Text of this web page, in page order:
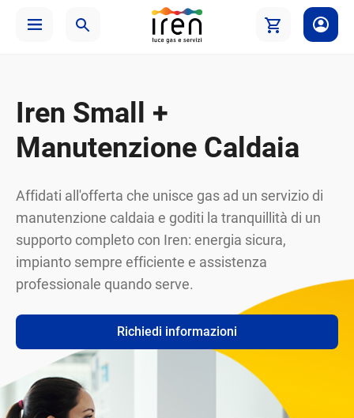
Iren Small +
Manutenzione Caldaia
Affidati all'offerta che unisce gas ad un servizio di
manutenzione caldaia e goditi la tranquillità di un
supporto completo con Iren: energia sicura,
impianto sempre efficiente e assistenza
professionale quando serve.
Richiedi informazioni